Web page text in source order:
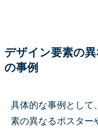
デザイン要素の
の事例
具体的な事例として
素の異なるポスター